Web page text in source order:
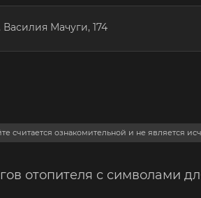
Василия Мачуги, 174
считается ознакомительной и не является
отопителя с символами